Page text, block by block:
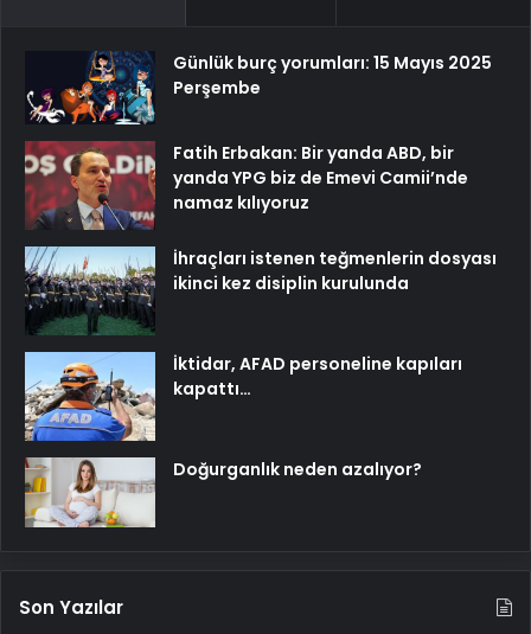
Günlük burç yorumları: 15 Mayıs 2025
Perşembe
Fatih Erbakan: Bir yanda ABD, bir
yanda YPG biz de Emevi Camii’nde
namaz kılıyoruz
İhraçları istenen teğmenlerin dosyası
ikinci kez disiplin kurulunda
İktidar, AFAD personeline kapıları
kapattı…
Doğurganlık neden azalıyor?
Son Yazılar